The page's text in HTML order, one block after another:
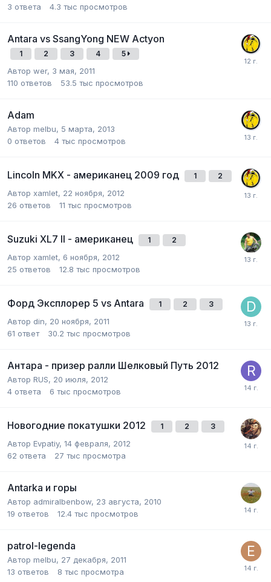
3 ответа 4.3 тыс просмотров
Antara vs SsangYong NEW Actyon
1 2 3 4 5
Автор wer, 3 мая, 2011
110 ответов 53.5 тыс просмотров
Adam
Автор melbu, 5 марта, 2013
0 ответов 4 тыс просмотров
Lincoln MKX - американец 2009 год 1 2
Автор xamlet, 22 ноября, 2012
26 ответов 11 тыс просмотров
Suzuki XL7 II - американец 1 2
Автор xamlet, 6 ноября, 2012
25 ответов 12.8 тыс просмотров
Форд Эксплорер 5 vs Antara 1 2 3
Автор din, 20 ноября, 2011
61 ответ 30.2 тыс просмотров
Антара - призер ралли Шелковый Путь 2012
Автор RUS, 20 июля, 2012
4 ответа 6 тыс просмотров
Новогодние покатушки 2012 1 2 3
Автор Evpatiy, 14 февраля, 2012
62 ответа 27 тыс просмотра
Antarka и горы
Автор admiralbenbow, 23 августа, 2010
19 ответов 12.4 тыс просмотров
patrol-legenda
Автор melbu, 27 декабря, 2011
13 ответов 8 тыс просмотра